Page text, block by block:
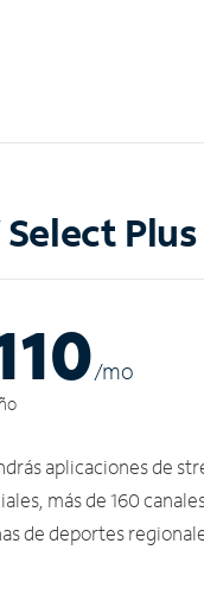
Plus
/mo
aplicaciones de
más de 160
de deportes